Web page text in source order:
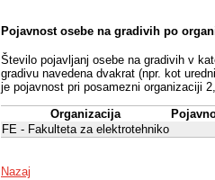
Pojavnost osebe na gradivih po
Število pojavljanj osebe na gradivih v
gradivu navedena dvakrat (npr. kot
je pojavnost pri posamezni organizaciji
Organizacija
FE - Fakulteta za elektrotehniko
Nazaj